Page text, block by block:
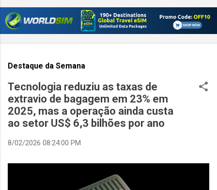
CONTATO
Destaque da Semana
Tecnologia reduziu as taxas de
extravio de bagagem em 23% em
2025, mas a operação ainda custa
ao setor US$ 6,3 bilhões por ano
8/02/2026 08:24:00 PM